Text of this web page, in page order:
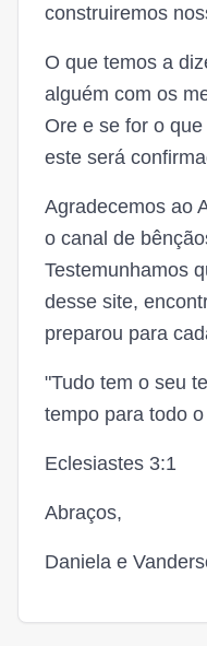
construiremos
O que temos a
alguém com os
Ore e se for o
este será
Agradecemos ao
o canal de
Testemunhamos
desse site,
preparou para
"Tudo tem o seu
tempo para todo
Eclesiastes 3:1
Abraços,
Daniela e